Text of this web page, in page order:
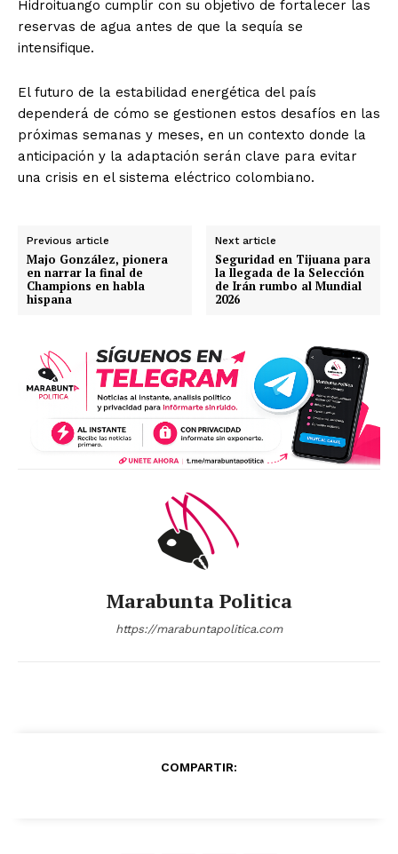
Hidroituango cumplir con su objetivo de fortalecer las
reservas de agua antes de que la sequía se
intensifique.
El futuro de la estabilidad energética del país
dependerá de cómo se gestionen estos desafíos en las
próximas semanas y meses, en un contexto donde la
anticipación y la adaptación serán clave para evitar
una crisis en el sistema eléctrico colombiano.
Previous article
Majo González, pionera
en narrar la final de
Champions en habla
hispana
Next article
Seguridad en Tijuana para
la llegada de la Selección
de Irán rumbo al Mundial
2026
Marabunta Politica
https://marabuntapolitica.com
COMPARTIR: